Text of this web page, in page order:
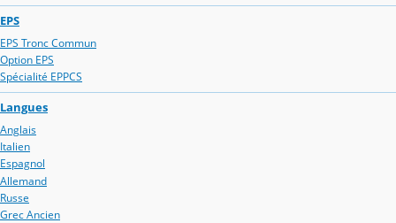
EPS
EPS Tronc Commun
Option EPS
Spécialité EPPCS
Langues
Anglais
Italien
Espagnol
Allemand
Russe
Grec Ancien